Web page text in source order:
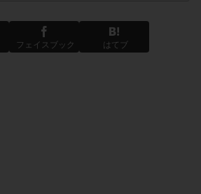
フェイスブック はてブ